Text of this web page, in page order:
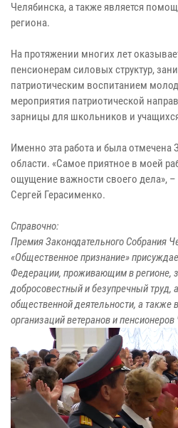
Челябинска, а также является
региона.
На протяжении многих лет
пенсионерам силовых структур,
патриотическим воспитанием
мероприятия патриотической
зарницы для школьников и
Именно эта работа и была
области. «Самое приятное в моей
ощущение важности своего дела»,
Сергей Герасименко.
Справочно:
Премия Законодательного Собрания
«Общественное признание»
Федерации, проживающим в регионе,
добросовестный и безупречный труд,
общественной деятельности, а также
организаций ветеранов и